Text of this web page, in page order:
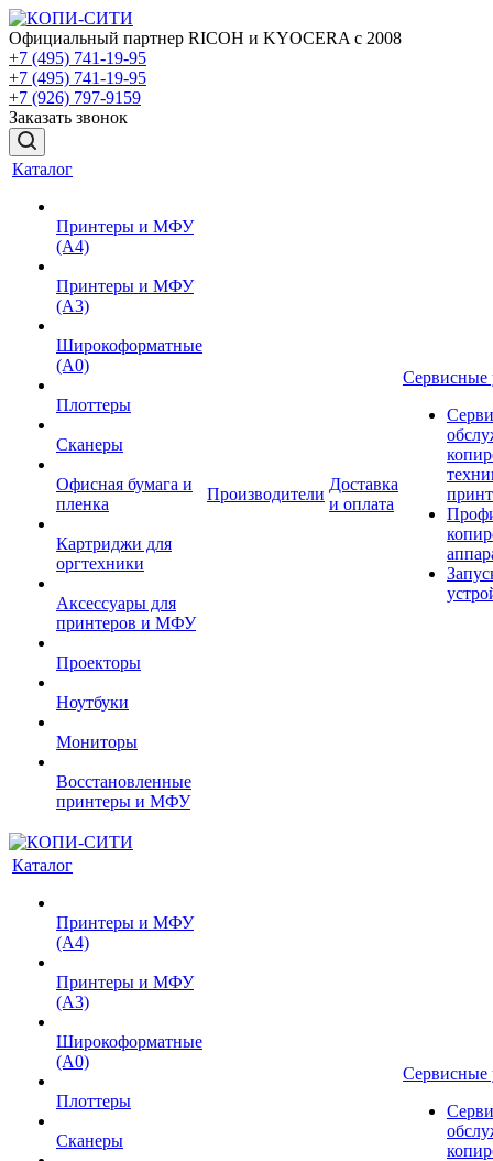
Официальный партнер RICOH и KYOCERA с 2008
+7 (495) 741-19-95
+7 (495) 741-19-95
+7 (926) 797-9159
Заказать звонок
Каталог
Принтеры и МФУ
(А4)
Принтеры и МФУ
(А3)
Широкоформатные
(А0)
Плоттеры
Сканеры
Офисная бумага и
пленка
Картриджи для
оргтехники
Аксессуары для
принтеров и МФУ
Проекторы
Ноутбуки
Мониторы
Восстановленные
принтеры и МФУ
Производители
Доставка
и оплата
Сервисные
Каталог
Принтеры и МФУ
(А4)
Принтеры и МФУ
(А3)
Широкоформатные
(А0)
Плоттеры
Сканеры
Сервисные